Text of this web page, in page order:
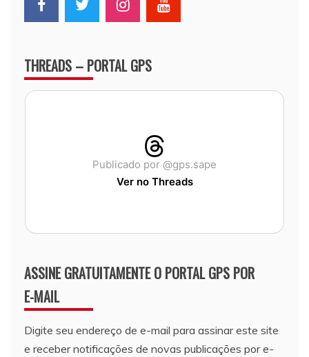
THREADS – PORTAL GPS
Publicado por @gps.sape
Ver no Threads
ASSINE GRATUITAMENTE O PORTAL GPS POR
E-MAIL
Digite seu endereço de e-mail para assinar este site
e receber notificações de novas publicações por e-